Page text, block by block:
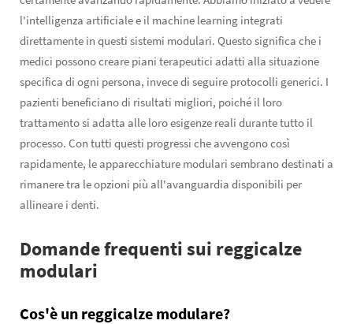
l'intelligenza artificiale e il machine learning integrati
direttamente in questi sistemi modulari. Questo significa che i
medici possono creare piani terapeutici adatti alla situazione
specifica di ogni persona, invece di seguire protocolli generici. I
pazienti beneficiano di risultati migliori, poiché il loro
trattamento si adatta alle loro esigenze reali durante tutto il
processo. Con tutti questi progressi che avvengono così
rapidamente, le apparecchiature modulari sembrano destinati a
rimanere tra le opzioni più all'avanguardia disponibili per
allineare i denti.
Domande frequenti sui reggicalze
modulari
Cos'è un reggicalze modulare?